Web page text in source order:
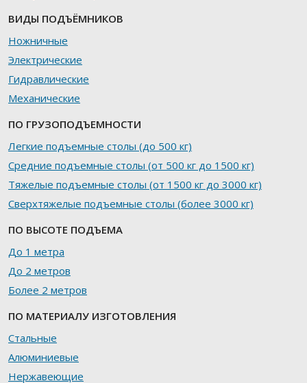
ВИДЫ ПОДЪЁМНИКОВ
Ножничные
Электрические
Гидравлические
Механические
ПО ГРУЗОПОДЪЕМНОСТИ
Легкие подъемные столы (до 500 кг)
Средние подъемные столы (от 500 кг до 1500 кг)
Тяжелые подъемные столы (от 1500 кг до 3000 кг)
Сверхтяжелые подъемные столы (более 3000 кг)
ПО ВЫСОТЕ ПОДЪЕМА
До 1 метра
До 2 метров
Более 2 метров
ПО МАТЕРИАЛУ ИЗГОТОВЛЕНИЯ
Стальные
Алюминиевые
Нержавеющие